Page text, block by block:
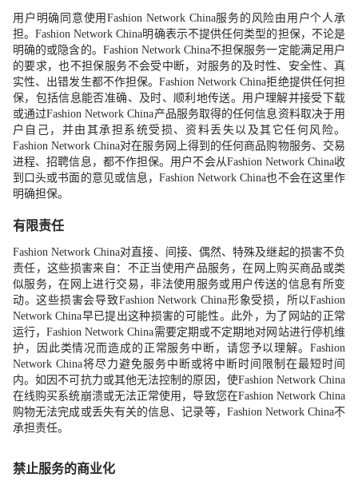
用户明确同意使用Fashion Network China服务的风险由用户个人承
担。Fashion Network China明确表示不提供任何类型的担保，不论是
明确的或隐含的。 Fashion Network China不担保服务一定能满足用户
的要求，也不担保服务不会受中断，对服务的及时性、安全性、真
实性、出错发生都不作担保。Fashion Network China拒绝提供任何担
保，包括信息能否准确、及时、顺利地传送。用户理解并接受下载
或通过Fashion Network China产品服务取得的任何信息资料取决于用
户自己，并由其承担系统受损、资料丢失以及其它任何风险。
Fashion Network China对在服务网上得到的任何商品购物服务、交易
进程、招聘信息，都不作担保。用户不会从Fashion Network China收
到口头或书面的意见或信息，Fashion Network China也不会在这里作
明确担保。
有限责任
Fashion Network China对直接、间接、偶然、特殊及继起的损害不负
责任，这些损害来自：不正当使用产品服务，在网上购买商品或类
似服务，在网上进行交易，非法使用服务或用户传送的信息有所变
动。这些损害会导致Fashion Network China形象受损，所以Fashion
Network China早已提出这种损害的可能性。此外，为了网站的正常
运行，Fashion Network China需要定期或不定期地对网站进行停机维
护，因此类情况而造成的正常服务中断，请您予以理解。 Fashion
Network China将尽力避免服务中断或将中断时间限制在最短时间
内。如因不可抗力或其他无法控制的原因，使Fashion Network China
在线购买系统崩溃或无法正常使用，导致您在Fashion Network China
购物无法完成或丢失有关的信息、记录等， Fashion Network China不
承担责任。
禁止服务的商业化